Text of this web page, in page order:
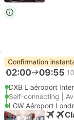
Confirmation
02:00 09:55
DXB L aéroport
Self-connecting |
LGW Aéroport